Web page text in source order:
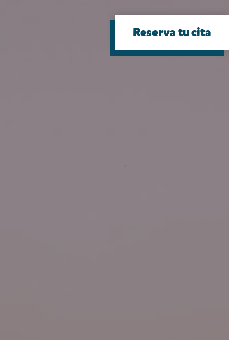
Reserva tu cita